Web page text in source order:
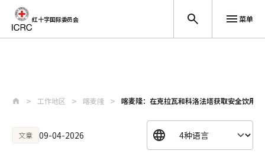
红十字国际委员会 菜单
工作地区 喀麦隆 喀麦隆：在克拉瓦和科洛法塔获取安全饮用
文章 09-04-2026